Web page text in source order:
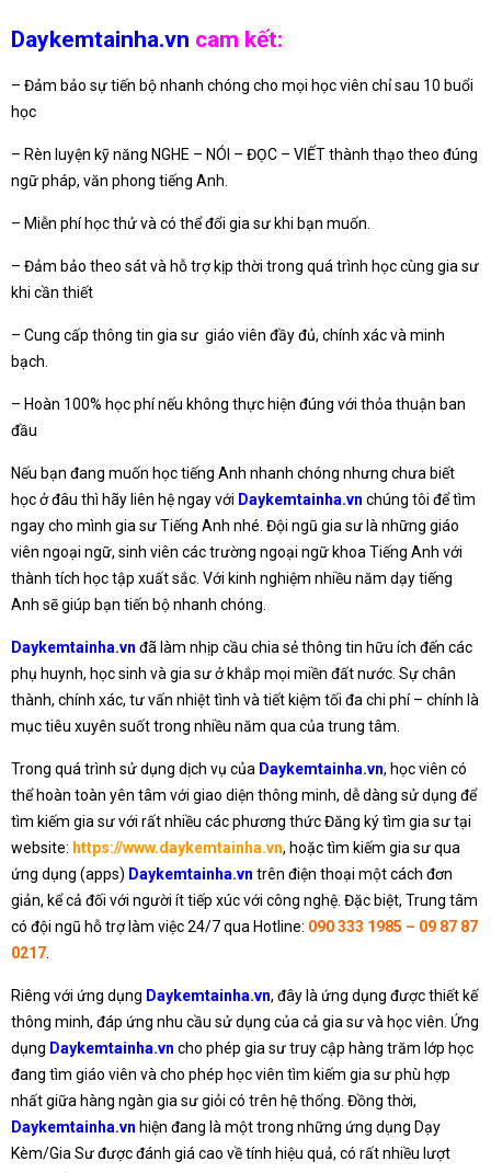
Daykemtainha.vn cam kết:
– Đảm bảo sự tiến bộ nhanh chóng cho mọi học viên chỉ sau 10 buổi
học
– Rèn luyện kỹ năng NGHE – NÓI – ĐỌC – VIẾT thành thạo theo đúng
ngữ pháp, văn phong tiếng Anh.
– Miễn phí học thử và có thể đổi gia sư khi bạn muốn.
– Đảm bảo theo sát và hỗ trợ kịp thời trong quá trình học cùng gia sư
khi cần thiết
– Cung cấp thông tin gia sư giáo viên đầy đủ, chính xác và minh
bạch.
– Hoàn 100% học phí nếu không thực hiện đúng với thỏa thuận ban
đầu
Nếu bạn đang muốn học tiếng Anh nhanh chóng nhưng chưa biết
học ở đâu thì hãy liên hệ ngay với Daykemtainha.vn chúng tôi để tìm
ngay cho mình gia sư Tiếng Anh nhé. Đội ngũ gia sư là những giáo
viên ngoại ngữ, sinh viên các trường ngoại ngữ khoa Tiếng Anh với
thành tích học tập xuất sắc. Với kinh nghiệm nhiều năm dạy tiếng
Anh sẽ giúp bạn tiến bộ nhanh chóng.
Daykemtainha.vn đã làm nhịp cầu chia sẻ thông tin hữu ích đến các
phụ huynh, học sinh và gia sư ở khắp mọi miền đất nước. Sự chân
thành, chính xác, tư vấn nhiệt tình và tiết kiệm tối đa chi phí – chính là
mục tiêu xuyên suốt trong nhiều năm qua của trung tâm.
Trong quá trình sử dụng dịch vụ của Daykemtainha.vn, học viên có
thể hoàn toàn yên tâm với giao diện thông minh, dễ dàng sử dụng để
tìm kiếm gia sư với rất nhiều các phương thức Đăng ký tìm gia sư tại
website: https://www.daykemtainha.vn, hoặc tìm kiếm gia sư qua
ứng dụng (apps) Daykemtainha.vn trên điện thoại một cách đơn
giản, kể cả đối với người ít tiếp xúc với công nghệ. Đặc biệt, Trung tâm
có đội ngũ hỗ trợ làm việc 24/7 qua Hotline: 090 333 1985 – 09 87 87
0217
Riêng với ứng dụng Daykemtainha.vn, đây là ứng dụng được thiết kế
thông minh, đáp ứng nhu cầu sử dụng của cả gia sư và học viên. Ứng
dụng Daykemtainha.vn cho phép gia sư truy cập hàng trăm lớp học
đang tìm giáo viên và cho phép học viên tìm kiếm gia sư phù hợp
nhất giữa hàng ngàn gia sư giỏi có trên hệ thống. Đồng thời,
Daykemtainha.vn hiện đang là một trong những ứng dụng Dạy
Kèm/Gia Sư được đánh giá cao về tính hiệu quả, có rất nhiều lượt